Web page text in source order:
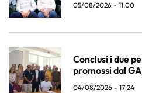
05/08/2026 - 11:00
Conclusi i due
promossi dal
04/08/2026 - 17:24